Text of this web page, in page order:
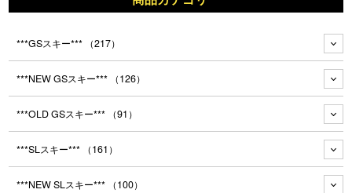
***GSスキー*** （217）
***NEW GSスキー*** （126）
***OLD GSスキー*** （91）
***SLスキー*** （161）
***NEW SLスキー*** （100）